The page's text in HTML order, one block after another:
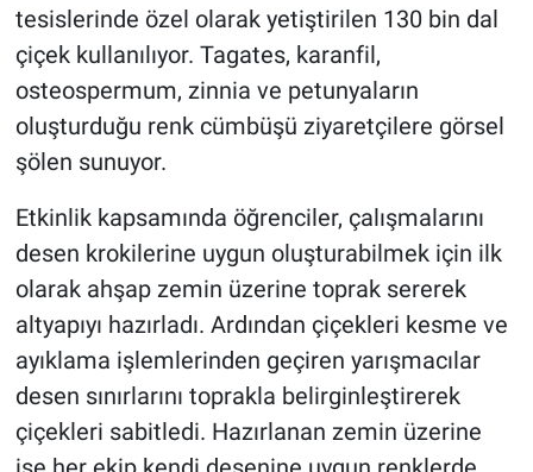
tesislerinde özel olarak yetiştirilen 130 bin dal
çiçek kullanılıyor. Tagates, karanfil,
osteospermum, zinnia ve petunyaların
oluşturduğu renk cümbüşü ziyaretçilere görsel
şölen sunuyor.
Etkinlik kapsamında öğrenciler, çalışmalarını
desen krokilerine uygun oluşturabilmek için ilk
olarak ahşap zemin üzerine toprak sererek
altyapıyı hazırladı. Ardından çiçekleri kesme ve
ayıklama işlemlerinden geçiren yarışmacılar
desen sınırlarını toprakla belirginleştirerek
çiçekleri sabitledi. Hazırlanan zemin üzerine